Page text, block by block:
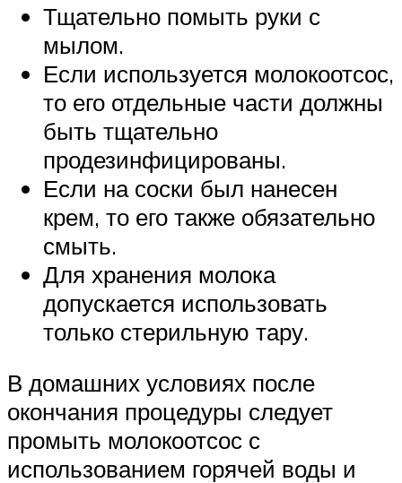
Тщательно помыть руки с
мылом.
Если используется молокоотсос,
то его отдельные части должны
быть тщательно
продезинфицированы.
Если на соски был нанесен
крем, то его также обязательно
смыть.
Для хранения молока
допускается использовать
только стерильную тару.
В домашних условиях после
окончания процедуры следует
промыть молокоотсос с
использованием горячей воды и